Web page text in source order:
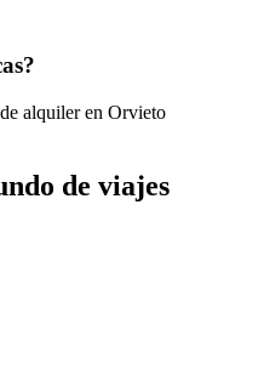
alquiler en Orvieto
de viajes